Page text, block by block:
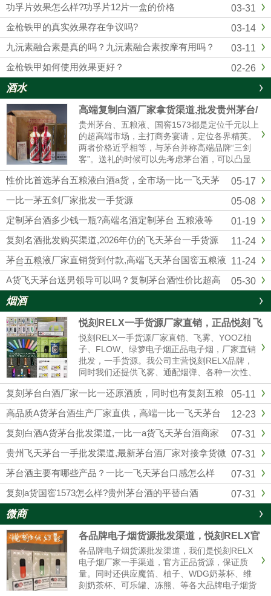
03-31
功孚片效果怎么样?功孚片12片一盒的价格
03-14
金枪铁甲的真实效果存在争议吗?
03-11
九沅素融合素是真的吗？九沅素融合素按摩有用吗？
02-26
金枪铁甲如何使用效果更好？
酒水
高端复制白酒厂家拿货渠道,批发贵州茅台/
五粮液/剑南春/国窖1573
贵州茅台、五粮液、国窖1573都是定位千元以上
的超高端市场，主打商务宴请，定位各界精英。
两者价格近乎相等，与茅台并称高端品牌“三剑
客”。送礼的时候可以先考虑茅台酒，可以凸显
我们的诚意；如果资金实力较弱，首选五粮液和
国窖1573，性价比相对较高的。然后联系我们厂
家订购，我们也是一手货源渠道，价格可以说是
市场最低。
05-17
性价比首选茅台五粮液白酒a货，全市场一比一飞天茅
台
05-08
一比一茅五剑厂家批发一手货源
01-19
定制茅台酒多少钱一瓶?高端名酒定制茅台 五粮液等
11-24
复刻名酒批发购买渠道,2026年仿的飞天茅台一手货源
11-24
茅台五粮液厂家直销货到付款,高端飞天茅台国窖五粮液
一手货源
05-30
A货飞天茅台送男领导可以吗？复制茅台酒性价比超高
烟酒
悦刻RELX一手货源厂家直销，正品悦刻 飞
雾 各种一次性 烟弹超多
悦刻RELX一手货源厂家直销、飞雾、YOOZ柚
子、FLOW、绿箩电子烟正品电子烟，厂家直销
批发，一手货源。我公司主营悦刻RELX品牌，
同时我们还提供飞雾、通配烟弹、各种一次性、
冰熊、辣妹等各大品牌电子烟货源批发拿货，网
红同款电子烟一件代发，烟弹品味多，全国供货
批发。悦刻一手货源微信：...
05-11
复刻茅台白酒厂家一比一还原酒质，同时也有复刻五粮
液
12-23
高品质A货茅台酒生产厂家直供，高端一比一飞天茅台
拿货微信
07-31
复刻白酒A货茅台批发渠道,一比一a货飞天茅台酒商家
07-31
贵州飞天茅台一手批发渠道,最新茅台酒厂家对接拿货微
信
07-31
茅台酒主要有哪些产品？一比一飞天茅台口感怎么样
07-31
复刻a货国窖1573怎么样?贵州茅台酒的平替白酒
微商
各品牌电子烟货源批发渠道，悦刻RELX官
方进货拿货一件代发
各品牌电子烟货源批发渠道，我们是悦刻RELX
电子烟厂家一手渠道，官方正品货源，保证质
量。同时还供应魔笛、柚子、WDG奶茶杯、维
刻奶茶杯、可乐罐、冻熊、等各大品牌电子烟货